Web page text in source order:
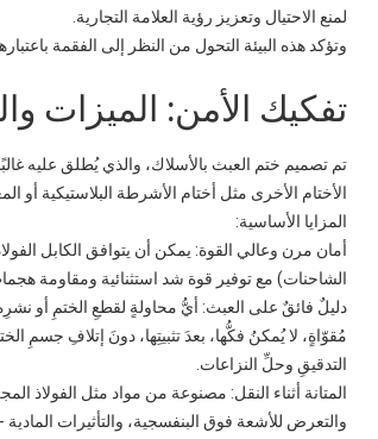
لمنع الاحتيال وتعزيز رؤية العلامة التجارية.
وتؤكد هذه البيئة التحول من النظر إلى الفقمة
تفكيك الأمن: الميزات
تم تصميم ختم العبث بالأسلاك، والذي يُطلق عليه
الأختام الأخرى مثل أختام الأشرطة البلاستيكية أو
المزايا الأساسية:
أمان مرن وعالي القوة: يمكن أن يتوافق الكابل
الشاحنات) مع توفير قوة شد استثنائية ومقاومة
دليلٌ فائقٌ على العبث: أيُّ محاولةٍ لقطعِ الختمِ أو
مُقوّاةٍ، لا يُمكنُ فكُّها، بعدَ تثبيتِها، دونَ إتلافِ جسمِ
التدقيقِ وحلِّ النزاعات.
المتانة أثناء النقل: مصنوعة من مواد مثل الفولاذ
والتعرض للأشعة فوق البنفسجية، والتأثيرات